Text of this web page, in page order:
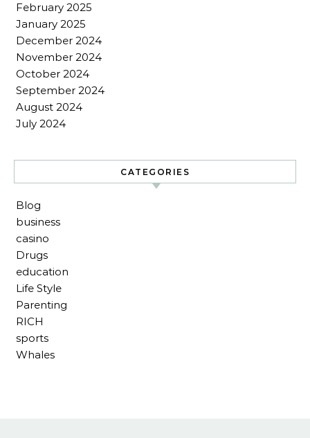
February 2025
January 2025
December 2024
November 2024
October 2024
September 2024
August 2024
July 2024
CATEGORIES
Blog
business
casino
Drugs
education
Life Style
Parenting
RICH
sports
Whales